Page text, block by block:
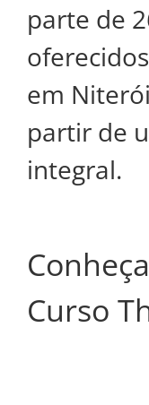
parte de
em
partir de
integral.
Curso